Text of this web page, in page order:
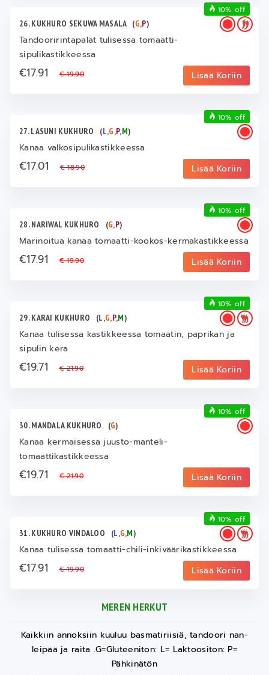
26. KUKHURO SEKUWA MASALA (G,P)
Tandooririntapalat tulisessa tomaatti-
sipulikastikkeessa
€17.91€ 19.90 Lisää Koriin
10% off
27. LASUNI KUKHURO (L,G,P,M)
Kanaa valkosipulikastikkeessa
€17.01€ 18.90 Lisää Koriin
10% off
28. NARIWAL KUKHURO (G,P)
Marinoitua kanaa tomaatti-kookos-kermakastikkeessa
€17.91€ 19.90 Lisää Koriin
10% off
29. KARAI KUKHURO (L,G,P,M)
Kanaa tulisessa kastikkeessa tomaatin, paprikan ja
sipulin kera
€19.71€ 21.90 Lisää Koriin
10% off
30. MANDALA KUKHURO (G)
Kanaa kermaisessa juusto-manteli-
tomaattikastikkeessa
€19.71€ 21.90 Lisää Koriin
10% off
31. KUKHURO VINDALOO (L,G,M)
Kanaa tulisessa tomaatti-chili-inkiväärikastikkeessa
€17.91€ 19.90 Lisää Koriin
10% off
MEREN HERKUT
Kaikkiin annoksiin kuuluu basmatiriisiä, tandoori nan-
leipää ja raita .G=Gluteeniton: L= Laktoositon: P=
Pähkinätön